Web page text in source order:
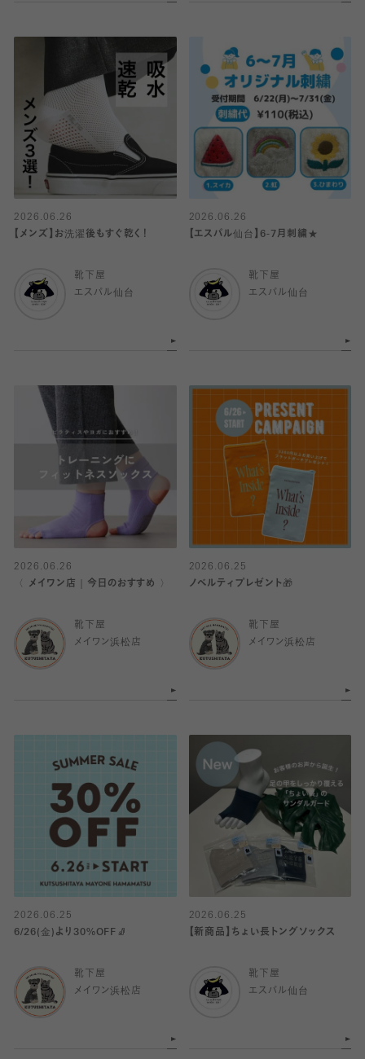
2026.06.26
【メンズ】お洗濯後もすぐ乾く！
靴下屋
エスパル仙台
2026.06.26
【エスパル仙台】6-7月刺繍★
靴下屋
エスパル仙台
2026.06.26
〈 メイワン店｜今日のおすすめ 〉
靴下屋
メイワン浜松店
2026.06.25
ノベルティプレゼント🎁
靴下屋
メイワン浜松店
2026.06.25
6/26(金)より30%OFF🧦
靴下屋
メイワン浜松店
2026.06.25
【新商品】ちょい長トングソックス
靴下屋
エスパル仙台